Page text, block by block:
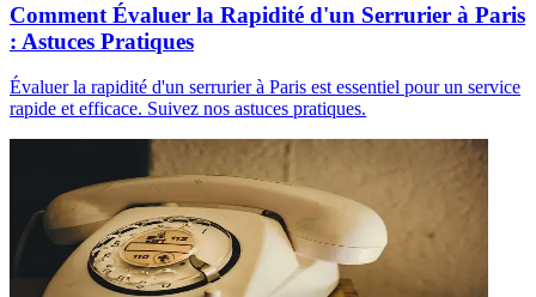
Comment Évaluer la Rapidité d'un Serrurier à Paris
: Astuces Pratiques
Évaluer la rapidité d'un serrurier à Paris est essentiel pour un service
rapide et efficace. Suivez nos astuces pratiques.